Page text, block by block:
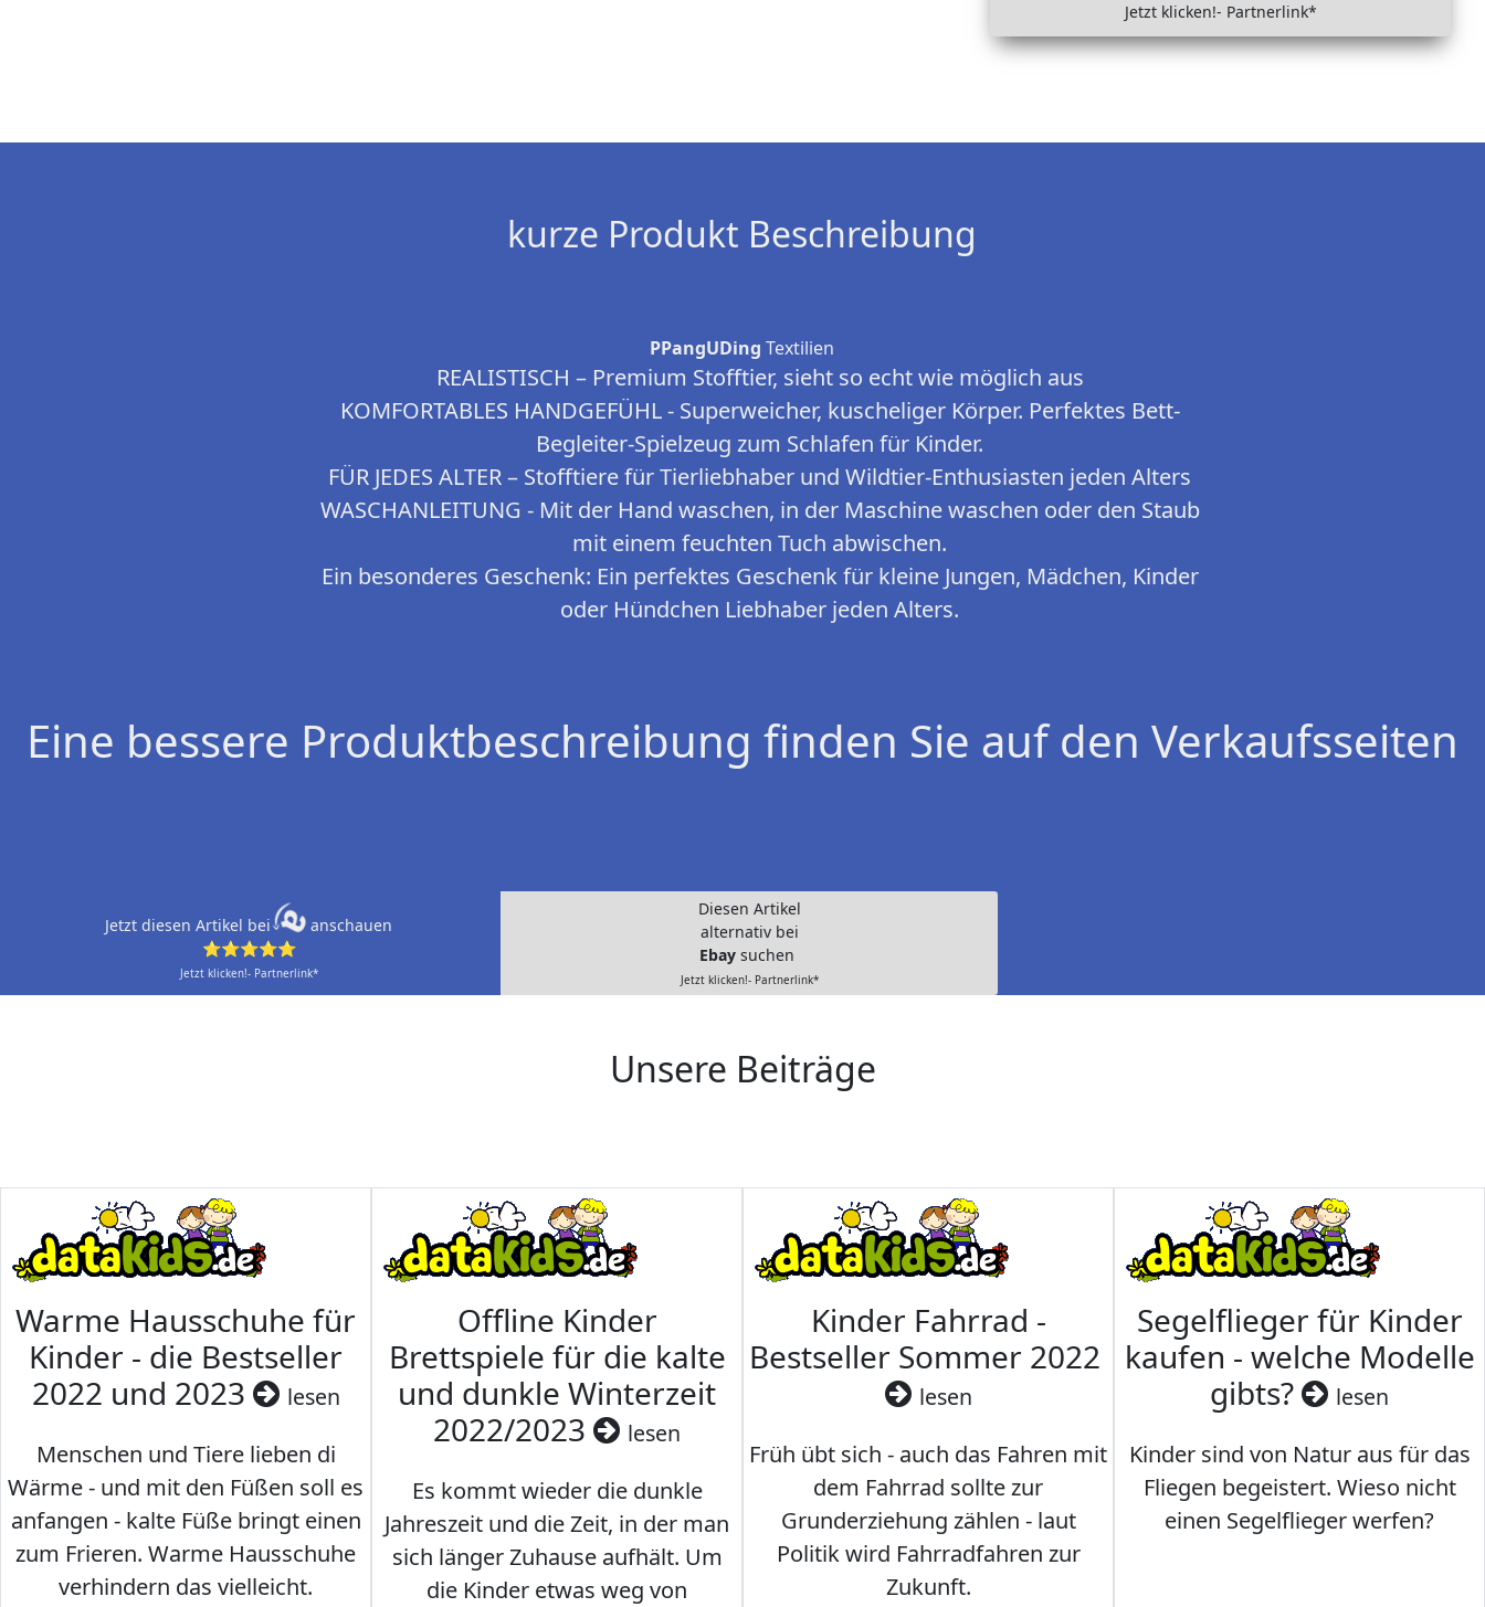
Jetzt klicken!- Partnerlink*
kurze Produkt Beschreibung
PPangUDing Textilien
REALISTISCH – Premium Stofftier, sieht so echt wie möglich aus
KOMFORTABLES HANDGEFÜHL - Superweicher, kuscheliger Körper. Perfektes Bett-
Begleiter-Spielzeug zum Schlafen für Kinder.
FÜR JEDES ALTER – Stofftiere für Tierliebhaber und Wildtier-Enthusiasten jeden Alters
WASCHANLEITUNG - Mit der Hand waschen, in der Maschine waschen oder den Staub
mit einem feuchten Tuch abwischen.
Ein besonderes Geschenk: Ein perfektes Geschenk für kleine Jungen, Mädchen, Kinder
oder Hündchen Liebhaber jeden Alters.
Eine bessere Produktbeschreibung finden Sie auf den Verkaufsseiten
Jetzt diesen Artikel bei
anschauen
⭐⭐⭐⭐⭐
Jetzt klicken!- Partnerlink*
Diesen Artikel
alternativ bei
Ebay suchen
Jetzt klicken!- Partnerlink*
Unsere Beiträge
Warme Hausschuhe für
Kinder - die Bestseller
2022 und 2023
lesen
Menschen und Tiere lieben di
Wärme - und mit den Füßen soll es
anfangen - kalte Füße bringt einen
zum Frieren. Warme Hausschuhe
verhindern das vielleicht.
Offline Kinder
Brettspiele für die kalte
und dunkle Winterzeit
2022/2023
lesen
Es kommt wieder die dunkle
Jahreszeit und die Zeit, in der man
sich länger Zuhause aufhält. Um
die Kinder etwas weg von
Kinder Fahrrad -
Bestseller Sommer 2022
lesen
Früh übt sich - auch das Fahren mit
dem Fahrrad sollte zur
Grunderziehung zählen - laut
Politik wird Fahrradfahren zur
Zukunft.
Segelflieger für Kinder
kaufen - welche Modelle
gibts?
lesen
Kinder sind von Natur aus für das
Fliegen begeistert. Wieso nicht
einen Segelflieger werfen?